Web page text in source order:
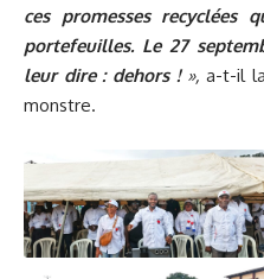
ces promesses recyclées
portefeuilles. Le 27
leur dire : dehors !», a-t-il
monstre.